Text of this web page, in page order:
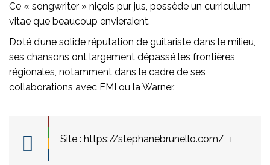
Ce « songwriter » niçois pur jus, possède un curriculum
vitae que beaucoup envieraient.
Doté d’une solide réputation de guitariste dans le milieu,
ses chansons ont largement dépassé les frontières
régionales, notamment dans le cadre de ses
collaborations avec EMI ou la Warner.
Site : https://stephanebrunello.com/